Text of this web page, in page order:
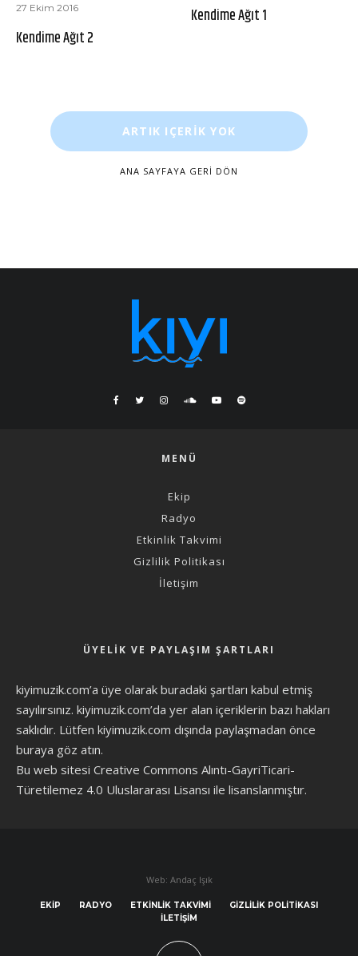
27 Ekim 2016
Kendime Ağıt 2
Kendime Ağıt 1
ARTIK IÇERIK YOK
ANA SAYFAYA GERI DÖN
MENÜ
Ekip
Radyo
Etkinlik Takvimi
Gizlilik Politikası
İletişim
ÜYELIK VE PAYLAŞIM ŞARTLARI
kiyimuzik.com’a üye olarak buradaki şartları kabul etmiş
sayılırsınız. kiyimuzik.com’da yer alan içeriklerin bazı hakları
saklıdır. Lütfen kiyimuzik.com dışında paylaşmadan önce
buraya göz atın.
Bu web sitesi Creative Commons Alıntı-GayriTicari-
Türetilemez 4.0 Uluslararası Lisansı ile lisanslanmıştır.
Web: Andaç Işık
EKIP RADYO ETKINLIK TAKVIMI
GIZLILIK POLITIKASI
İLETIŞIM